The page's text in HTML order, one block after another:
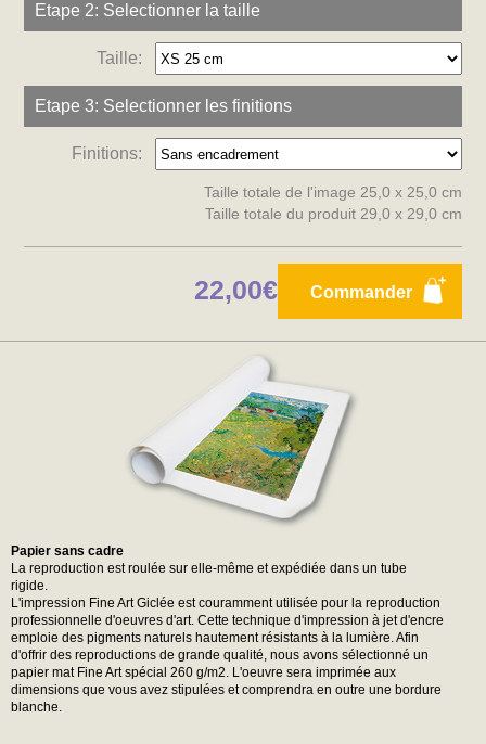
Etape 2: Selectionner la taille
Taille:
Etape 3: Selectionner les finitions
Finitions:
Taille totale de l'image 25,0 x 25,0 cm
Taille totale du produit 29,0 x 29,0 cm
Commander
22,00€
Papier sans cadre
La reproduction est roulée sur elle-même et expédiée dans un tube
rigide.
L'impression Fine Art Giclée est couramment utilisée pour la reproduction
professionnelle d'oeuvres d'art. Cette technique d'impression à jet d'encre
emploie des pigments naturels hautement résistants à la lumière. Afin
d'offrir des reproductions de grande qualité, nous avons sélectionné un
papier mat Fine Art spécial 260 g/m2. L'oeuvre sera imprimée aux
dimensions que vous avez stipulées et comprendra en outre une bordure
blanche.